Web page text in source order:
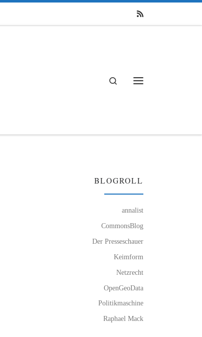
Search
BLOGROLL
annalist
CommonsBlog
Der Presseschauer
Keimform
Netzrecht
OpenGeoData
Politikmaschine
Raphael Mack